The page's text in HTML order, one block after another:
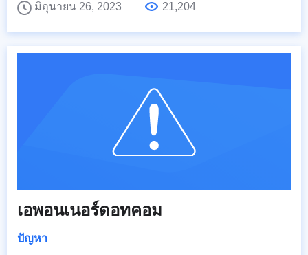
มิถุนายน 26, 2023
21,204
เอพอนเนอร์ดอทคอม
ปัญหา